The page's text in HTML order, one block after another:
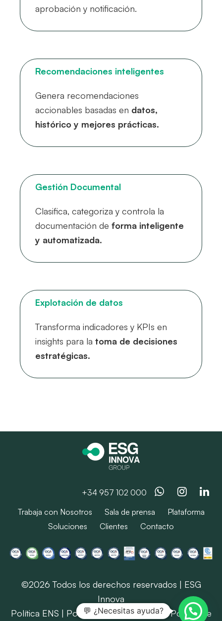
aprobación y notificación.
Recomendaciones inteligentes
Genera recomendaciones
accionables basadas en datos,
histórico y mejores prácticas.
Gestión Documental
Clasifica, categoriza y controla la
documentación de forma inteligente
y automatizada.
Explotación de datos
Transforma indicadores y KPIs en
insights para la toma de decisiones
estratégicas.
+34 957 102 000 Whatsapp
Trabaja con Nosotros Sala de prensa
Plataforma
Soluciones
Clientes Contacto
©2026 Todos los derechos reservados | ESG
Innova
Política ENS | Política SIG|Aviso Legal|Política de
💬 ¿Necesitas ayuda?